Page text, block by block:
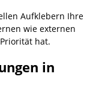
Aufklebern Ihre
wie externen
hat.
in